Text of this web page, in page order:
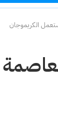
إلى ما هو أفضل
الكريموجان